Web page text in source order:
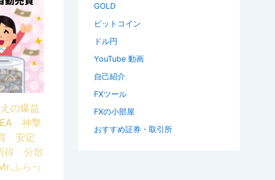
の爆益
神撃
安定
得 分散
ふらっ
GOLD
ビットコイン
ドル円
YouTube 動画
自己紹介
FXツール
FXの小部屋
おすすめ証券・取引所